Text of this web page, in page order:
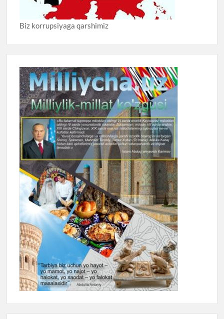
Biz korrupsiyaga qarshimiz